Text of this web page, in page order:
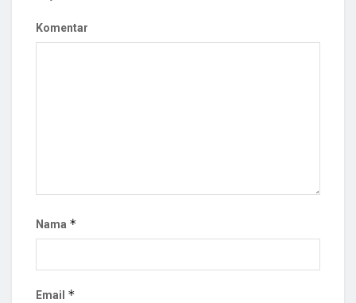
Komentar
Nama *
Email *